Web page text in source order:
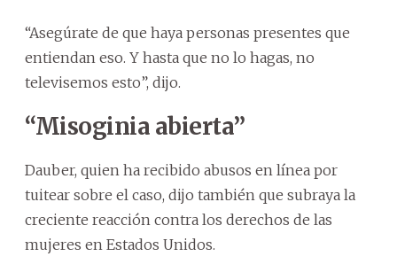
“Asegúrate de que haya personas presentes que
entiendan eso. Y hasta que no lo hagas, no
televisemos esto”, dijo.
“Misoginia abierta”
Dauber, quien ha recibido abusos en línea por
tuitear sobre el caso, dijo también que subraya la
creciente reacción contra los derechos de las
mujeres en Estados Unidos.